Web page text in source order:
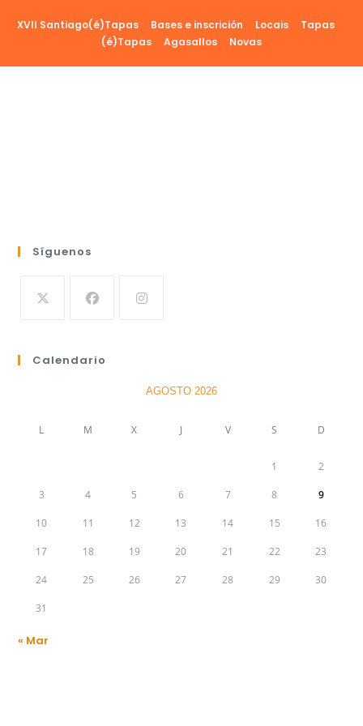
XVII Santiago(é)Tapas Bases e inscrición Locais
Tapas
(é)Tapas
Agasallos Novas
Síguenos
Calendario
AGOSTO 2026
L M X J V S D
1 2
3 4 5 6 7 8 9
10 11 12 13 14 15 16
17 18 19 20 21 22 23
24 25 26 27 28 29 30
31
« Mar